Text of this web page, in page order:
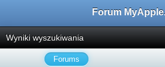
Forum
Wyniki wyszukiwania
Forums